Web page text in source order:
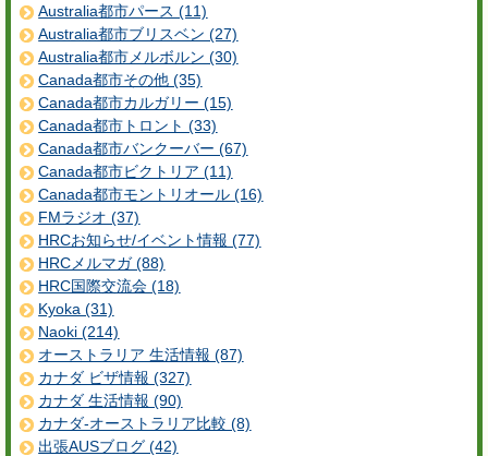
Australia都市パース (11)
Australia都市ブリスベン (27)
Australia都市メルボルン (30)
Canada都市その他 (35)
Canada都市カルガリー (15)
Canada都市トロント (33)
Canada都市バンクーバー (67)
Canada都市ビクトリア (11)
Canada都市モントリオール (16)
FMラジオ (37)
HRCお知らせ/イベント情報 (77)
HRCメルマガ (88)
HRC国際交流会 (18)
Kyoka (31)
Naoki (214)
オーストラリア 生活情報 (87)
カナダ ビザ情報 (327)
カナダ 生活情報 (90)
カナダ-オーストラリア比較 (8)
出張AUSブログ (42)